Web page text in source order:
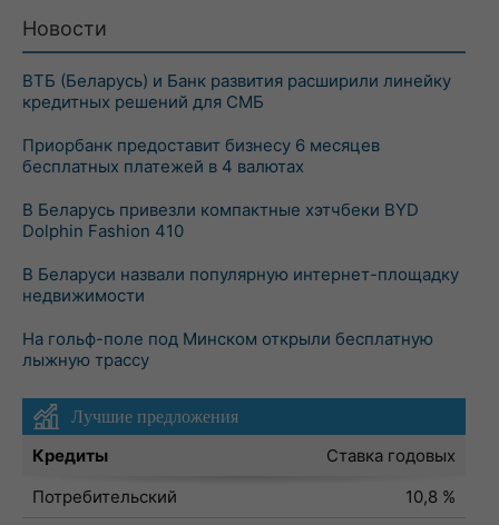
Новости
ВТБ (Беларусь) и Банк развития расширили линейку
кредитных решений для СМБ
Приорбанк предоставит бизнесу 6 месяцев
бесплатных платежей в 4 валютах
В Беларусь привезли компактные хэтчбеки BYD
Dolphin Fashion 410
В Беларуси назвали популярную интернет-площадку
недвижимости
На гольф-поле под Минском открыли бесплатную
лыжную трассу
Лучшие предложения
Кредиты
Ставка годовых
Потребительский
10,8 %